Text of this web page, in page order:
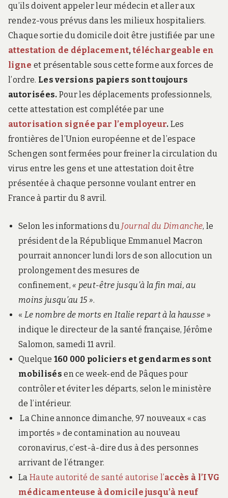
qu’ils doivent appeler leur médecin et aller aux
rendez-vous prévus dans les milieux hospitaliers.
Chaque sortie du domicile doit être justifiée par une
attestation de déplacement,téléchargeable en
ligne et présentable sous cette forme aux forces de
l’ordre. Les versions papiers sont toujours
autorisées. Pour les déplacements professionnels,
cette attestation est complétée par une
autorisation signée par l’employeur. Les
frontières de l’Union européenne et de l’espace
Schengen sont fermées pour freiner la circulation du
virus entre les gens et une attestation doit être
présentée à chaque personne voulant entrer en
France à partir du 8 avril.
Selon les informations du Journal du Dimanche, le
président de la République Emmanuel Macron
pourrait annoncer lundi lors de son allocution un
prolongement des mesures de
confinement,« peut-être jusqu’à la fin mai, au
moins jusqu’au 15 ».
« Le nombre de morts en Italie repart à la hausse »
indique le directeur de la santé française, Jérôme
Salomon, samedi 11 avril.
Quelque 160 000 policiers et gendarmes sont
mobilisés en ce week-end de Pâques pour
contrôler et éviter les départs, selon le ministère
de l’intérieur.
La Chine annonce dimanche, 97 nouveaux « cas
importés » de contamination au nouveau
coronavirus, c’est-à-dire dus à des personnes
arrivant de l’étranger.
La Haute autorité de santé autorise l’accès à l’IVG
médicamenteuse à domicile jusqu’à neuf